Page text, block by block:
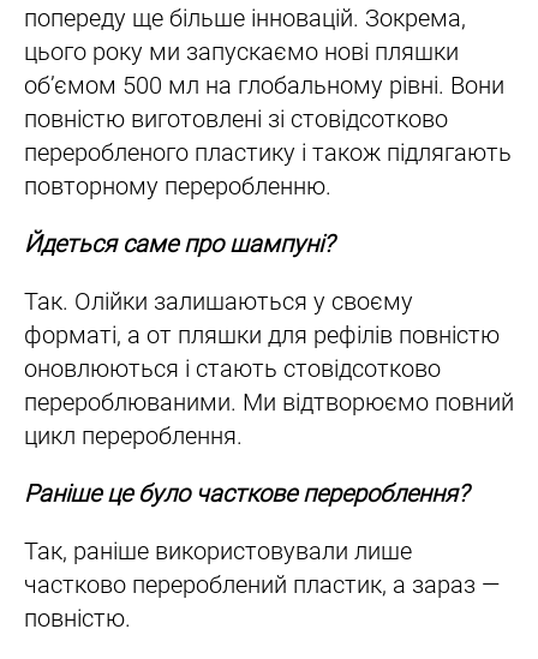
попереду ще більше інновацій. Зокрема,
цього року ми запускаємо нові пляшки
об’ємом 500 мл на глобальному рівні. Вони
повністю виготовлені зі стовідсотково
переробленого пластику і також підлягають
повторному переробленню.
Йдеться саме про шампуні?
Так. Олійки залишаються у своєму
форматі, а от пляшки для рефілів повністю
оновлюються і стають стовідсотково
перероблюваними. Ми відтворюємо повний
цикл перероблення.
Раніше це було часткове перероблення?
Так, раніше використовували лише
частково перероблений пластик, а зараз —
повністю.